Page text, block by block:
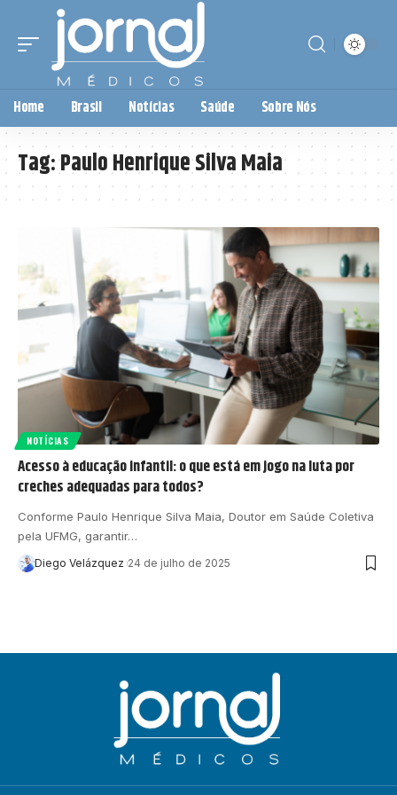
Home Brasil Notícias Saúde Sobre Nós
Tag:Paulo Henrique Silva Maia
NOTÍCIAS
Acesso à educação infantil: o que está em jogo na luta por
creches adequadas para todos?
Conforme Paulo Henrique Silva Maia, Doutor em Saúde Coletiva
pela UFMG, garantir…
Diego Velázquez 24 de julho de 2025